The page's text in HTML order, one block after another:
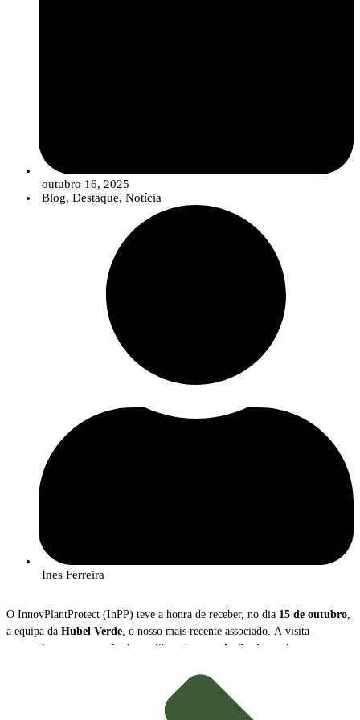
outubro 16, 2025
Blog, Destaque, Notícia
Ines Ferreira
O InnovPlantProtect (InPP) teve a honra de receber, no dia 15 de outubro,
a equipa da Hubel Verde, o nosso mais recente associado. A visita
proporcionou uma sessão de partilha sobre as
soluções inovadoras
, Diretor Executivo da Hubel Verde, e